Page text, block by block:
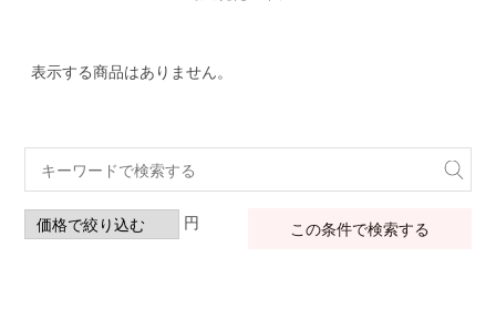
表示する商品はありません。
円 この条件で検索する